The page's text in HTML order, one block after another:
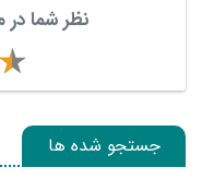
نظر شما
جستجو شده ها